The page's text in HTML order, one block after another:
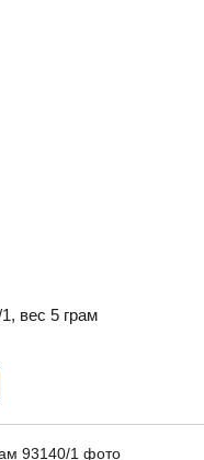
вес 5 грам